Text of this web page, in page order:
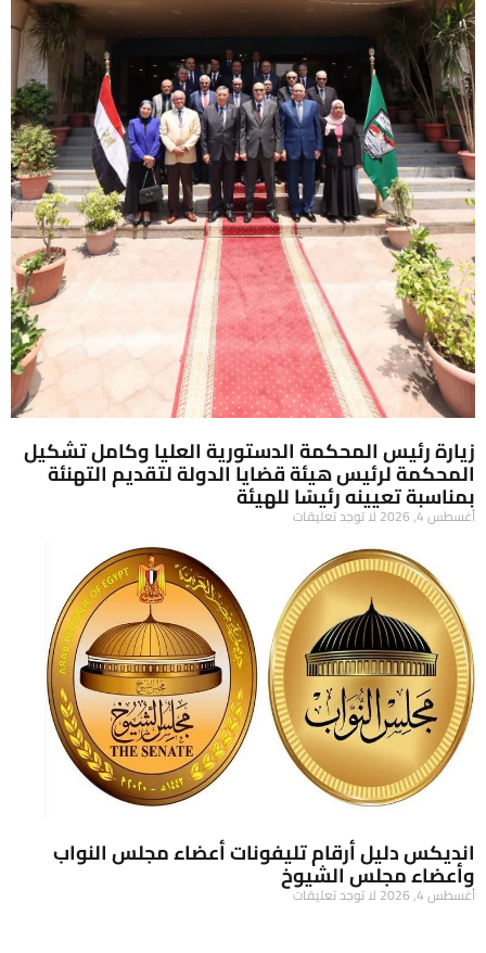
زيارة رئيس المحكمة الدستورية العليا وكامل تشكيل
المحكمة لرئيس هيئة قضايا الدولة لتقديم التهنئة
بمناسبة تعيينه رئيسًا للهيئة
أغسطس 4, 2026 لا توجد تعليقات
انديكس دليل أرقام تليفونات أعضاء مجلس النواب
وأعضاء مجلس الشيوخ
أغسطس 4, 2026 لا توجد تعليقات